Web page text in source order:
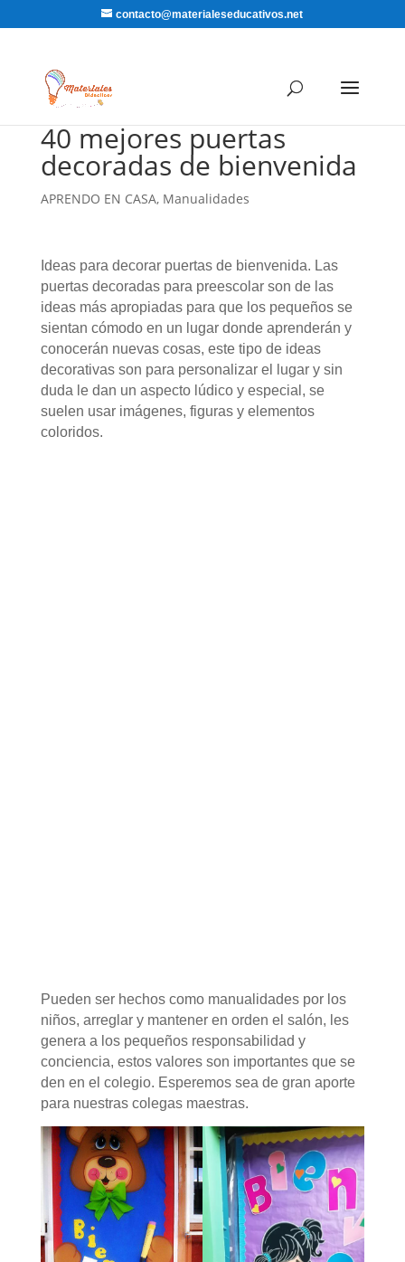
contacto@materialeseducativos.net
40 mejores puertas
decoradas de bienvenida
APRENDO EN CASA, Manualidades
Ideas para decorar puertas de bienvenida. Las
puertas decoradas para preescolar son de las
ideas más apropiadas para que los pequeños se
sientan cómodo en un lugar donde aprenderán y
conocerán nuevas cosas, este tipo de ideas
decorativas son para personalizar el lugar y sin
duda le dan un aspecto lúdico y especial, se
suelen usar imágenes, figuras y elementos
coloridos.
Pueden ser hechos como manualidades por los
niños, arreglar y mantener en orden el salón, les
genera a los pequeños responsabilidad y
conciencia, estos valores son importantes que se
den en el colegio. Esperemos sea de gran aporte
para nuestras colegas maestras.